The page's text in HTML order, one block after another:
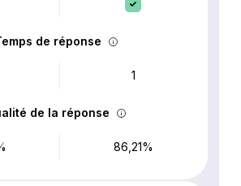
de réponse
1
de la réponse
86,21%